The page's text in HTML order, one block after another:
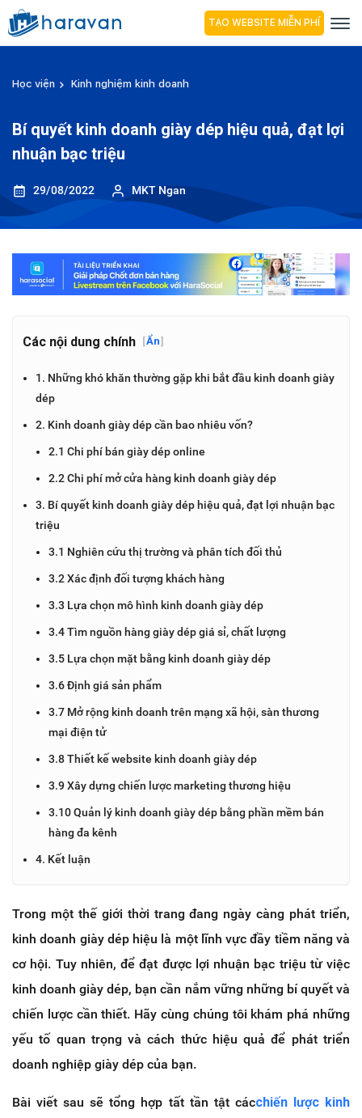
TẠO WEBSITE MIỄN PHÍ
Học viện Kinh nghiệm kinh doanh
Bí quyết kinh doanh giày dép hiệu quả, đạt lợi
nhuận bạc triệu
29/08/2022 MKT Ngan
Các nội dung chính [Ẩn]
1. Những khó khăn thường gặp khi bắt đầu kinh doanh giày
dép
2. Kinh doanh giày dép cần bao nhiêu vốn?
2.1 Chi phí bán giày dép online
2.2 Chi phí mở cửa hàng kinh doanh giày dép
3. Bí quyết kinh doanh giày dép hiệu quả, đạt lợi nhuận bạc
triệu
3.1 Nghiên cứu thị trường và phân tích đối thủ
3.2 Xác định đối tượng khách hàng
3.3 Lựa chọn mô hình kinh doanh giày dép
3.4 Tìm nguồn hàng giày dép giá sỉ, chất lượng
3.5 Lựa chọn mặt bằng kinh doanh giày dép
3.6 Định giá sản phẩm
3.7 Mở rộng kinh doanh trên mạng xã hội, sàn thương
mại điện tử
3.8 Thiết kế website kinh doanh giày dép
3.9 Xây dựng chiến lược marketing thương hiệu
3.10 Quản lý kinh doanh giày dép bằng phần mềm bán
hàng đa kênh
4. Kết luận
Trong một thế giới thời trang đang ngày càng phát triển,
kinh doanh giày dép hiệu là một lĩnh vực đầy tiềm năng và
cơ hội. Tuy nhiên, để đạt được lợi nhuận bạc triệu từ việc
kinh doanh giày dép, bạn cần nắm vững những bí quyết và
chiến lược cần thiết. Hãy cùng chúng tôi khám phá những
yếu tố quan trọng và cách thức hiệu quả để phát triển
doanh nghiệp giày dép của bạn.
Bài viết sau sẽ tổng hợp tất tần tật cácchiến lược kinh